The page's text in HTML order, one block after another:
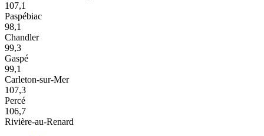
107,1
Paspébiac
98,1
Chandler
99,3
Gaspé
99,1
Carleton-sur-Mer
107,3
Percé
106,7
Rivière-au-Renard